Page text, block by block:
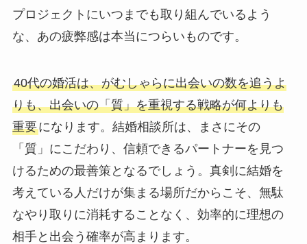
プロジェクトにいつまでも取り組んでいるよう
な、あの疲弊感は本当につらいものです。
40代の婚活は、がむしゃらに出会いの数を追うよ
りも、出会いの「質」を重視する戦略が何よりも
重要になります。結婚相談所は、まさにその
「質」にこだわり、信頼できるパートナーを見つ
けるための最善策となるでしょう。真剣に結婚を
考えている人だけが集まる場所だからこそ、無駄
なやり取りに消耗することなく、効率的に理想の
相手と出会う確率が高まります。